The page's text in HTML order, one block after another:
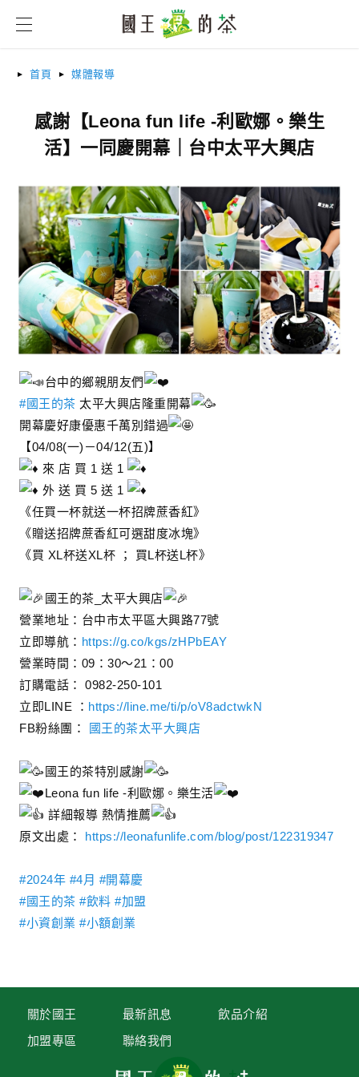
首頁 媒體報導
感謝【Leona fun life -利歐娜。樂生
活】一同慶開幕｜台中太平大興店
台中的鄉親朋友們
#國王的茶 太平大興店隆重開幕
開幕慶好康優惠千萬別錯過
【04/08(一)－04/12(五)】
來 店 買 1 送 1
外 送 買 5 送 1
《任買一杯就送一杯招牌蔗香紅》
《贈送招牌蔗香紅可選甜度冰塊》
《買 XL杯送XL杯 ； 買L杯送L杯》
國王的茶_太平大興店
營業地址：台中市太平區大興路77號
立即導航： https://g.co/kgs/zHPbEAY
營業時間：09：30～21：00
訂購電話： 0982-250-101
立即LINE ： https://line.me/ti/p/oV8adctwkN
FB粉絲團：
國王的茶太平大興店
國王的茶特別感謝
Leona fun life -利歐娜。樂生活
詳細報導 熱情推薦
原文出處： https://leonafunlife.com/blog/post/122319347
#2024年 #4月 #開幕慶
#國王的茶 #飲料 #加盟
#小資創業 #小額創業
關於國王 最新訊息
飲品介紹
加盟專區
聯絡我們